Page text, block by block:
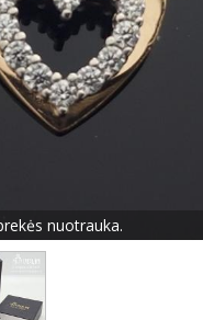
nuotrauka.